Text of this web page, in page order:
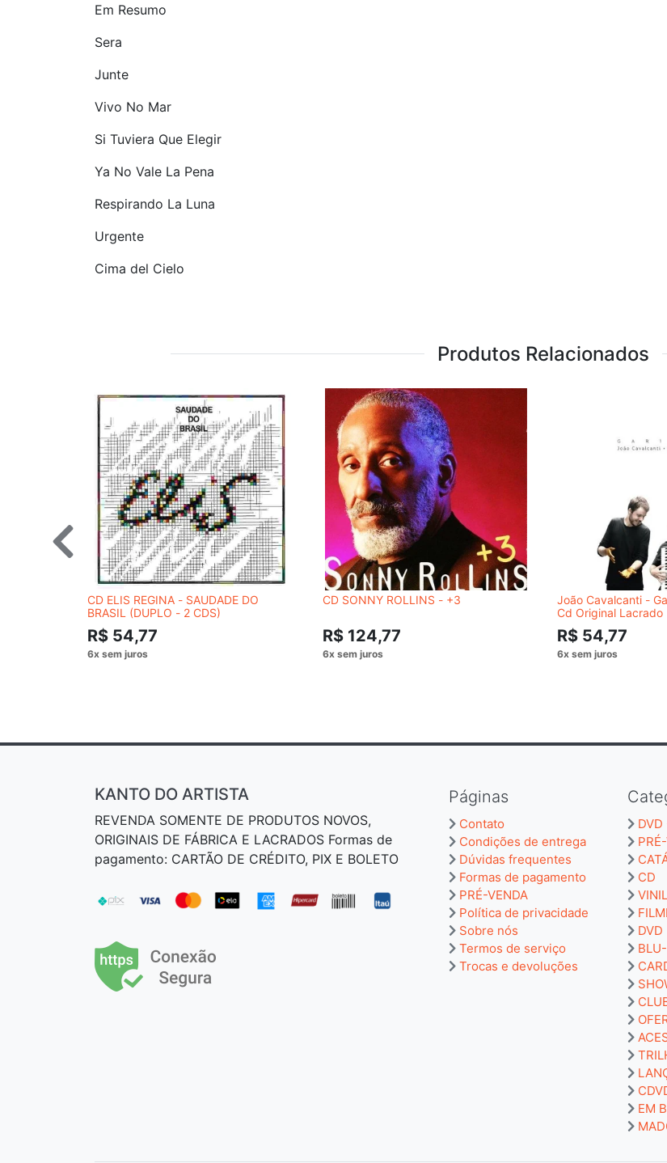
Em Resumo
Sera
Junte
Vivo No Mar
Si Tuviera Que Elegir
Ya No Vale La Pena
Respirando La Luna
Urgente
Cima del Cielo
Produtos Relacionados
CD ELIS REGINA - SAUDADE DO
BRASIL (DUPLO - 2 CDS)
R$ 54,77
CD SONNY ROLLINS - +3
R$ 124,77
João Cavalcanti -
Cd Original Lacrado
R$ 54,77
Páginas
Contato
Condições de entrega
Dúvidas frequentes
Formas de pagamento
PRÉ-VENDA
Política de privacidade
Sobre nós
Termos de serviço
Trocas e devoluções
DVD
CD
VINIL
DVD
EM
KANTO DO ARTISTA
REVENDA SOMENTE DE PRODUTOS NOVOS,
ORIGINAIS DE FÁBRICA E LACRADOS Formas de
pagamento: CARTÃO DE CRÉDITO, PIX E BOLETO